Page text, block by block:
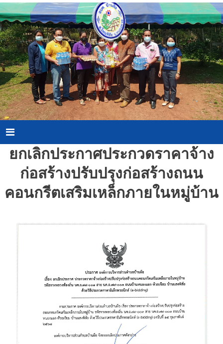
Skip
to
content
Menu
ยกเลิกประกาศประกวดราคาจ้าง
ก่อสร้างปรับปรุงก่อสร้างถนน
คอนกรีตเสริมเหล็กภายในหมู่บ้าน